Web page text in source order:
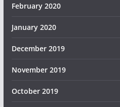
February 2020
January 2020
December 2019
November 2019
October 2019